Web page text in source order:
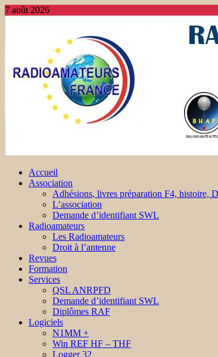
7 août 2026
Accueil
Association
Adhésions, livres préparation F4, histoire,
L’association
Demande d’identifiant SWL
Radioamateurs
Les Radioamateurs
Droit à l’antenne
Revues
Formation
Services
QSL ANRPFD
Demande d’identifiant SWL
Diplômes RAF
Logiciels
N1MM +
Win REF HF – THF
Logger 32